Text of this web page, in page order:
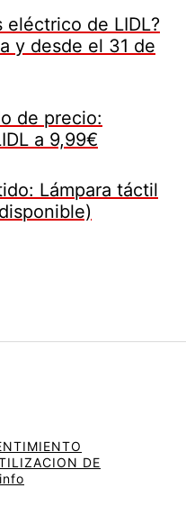
eléctrico de LIDL?
y desde el 31 de
de precio:
a 9,99€
Lámpara táctil
DE